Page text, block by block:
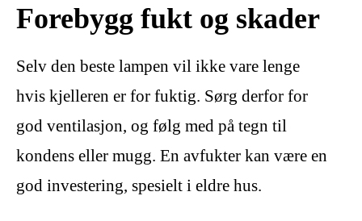
Forebygg fukt og skader
Selv den beste lampen vil ikke vare lenge
hvis kjelleren er for fuktig. Sørg derfor for
god ventilasjon, og følg med på tegn til
kondens eller mugg. En avfukter kan være en
god investering, spesielt i eldre hus.